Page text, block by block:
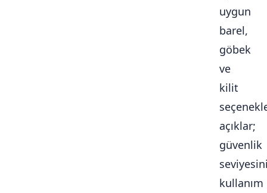
uygun
barel,
göbek
ve
kilit
açıklar;
güvenlik
kullanım